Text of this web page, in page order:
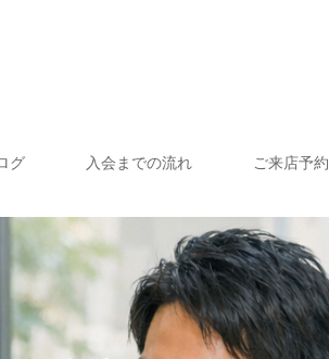
グ 入会までの流れ ご来店予約